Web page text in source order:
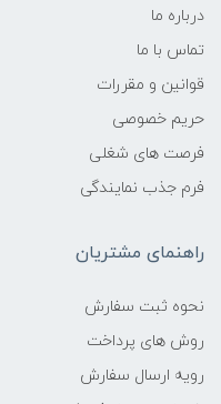
درباره ما
تماس با ما
قوانین و مقررات
حریم خصوصی
فرصت های شغلی
فرم جذب نمایندگی
راهنمای مشتریان
نحوه ثبت سفارش
روش های پرداخت
رویه ارسال سفارش